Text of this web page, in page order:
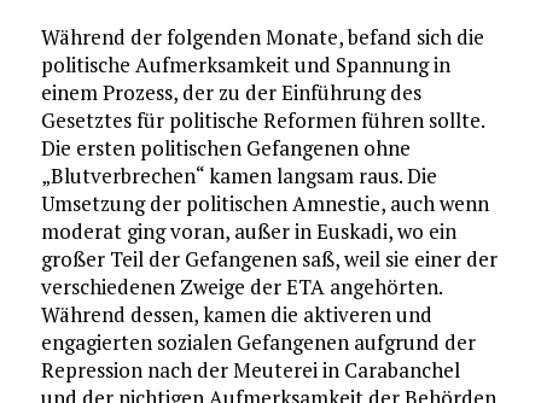
Während der folgenden Monate, befand sich die
politische Aufmerksamkeit und Spannung in
einem Prozess, der zu der Einführung des
Gesetztes für politische Reformen führen sollte.
Die ersten politischen Gefangenen ohne
„Blutverbrechen“ kamen langsam raus. Die
Umsetzung der politischen Amnestie, auch wenn
moderat ging voran, außer in Euskadi, wo ein
großer Teil der Gefangenen saß, weil sie einer der
verschiedenen Zweige der ETA angehörten.
Während dessen, kamen die aktiveren und
engagierten sozialen Gefangenen aufgrund der
Repression nach der Meuterei in Carabanchel
und der nichtigen Aufmerksamkeit der Behörden